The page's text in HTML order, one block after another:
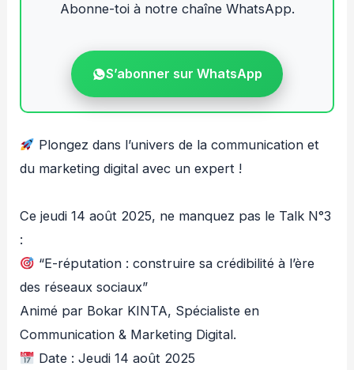
Abonne-toi à notre chaîne WhatsApp.
S’abonner sur WhatsApp
Plongez dans l’univers de la communication et
du marketing digital avec un expert !
Ce jeudi 14 août 2025, ne manquez pas le Talk N°3
:
“E-réputation : construire sa crédibilité à l’ère
des réseaux sociaux”
Animé par Bokar KINTA, Spécialiste en
Communication & Marketing Digital.
Date : Jeudi 14 août 2025